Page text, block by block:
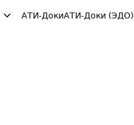
АТИ-ДокиАТИ-Доки (ЭДО)